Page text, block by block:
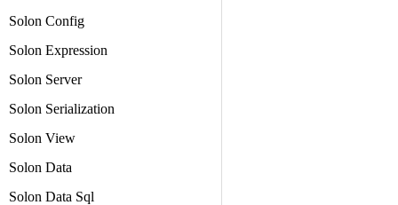
Solon Config
Solon Expression
Solon Server
Solon Serialization
Solon View
Solon Data
Solon Data Sql